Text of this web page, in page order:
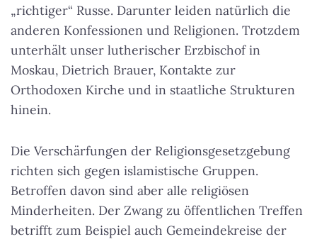
„richtiger“ Russe. Darunter leiden natürlich die
anderen Konfessionen und Religionen. Trotzdem
unterhält unser lutherischer Erzbischof in
Moskau, Dietrich Brauer, Kontakte zur
Orthodoxen Kirche und in staatliche Strukturen
hinein.
Die Verschärfungen der Religionsgesetzgebung
richten sich gegen islamistische Gruppen.
Betroffen davon sind aber alle religiösen
Minderheiten. Der Zwang zu öffentlichen Treffen
betrifft zum Beispiel auch Gemeindekreise der